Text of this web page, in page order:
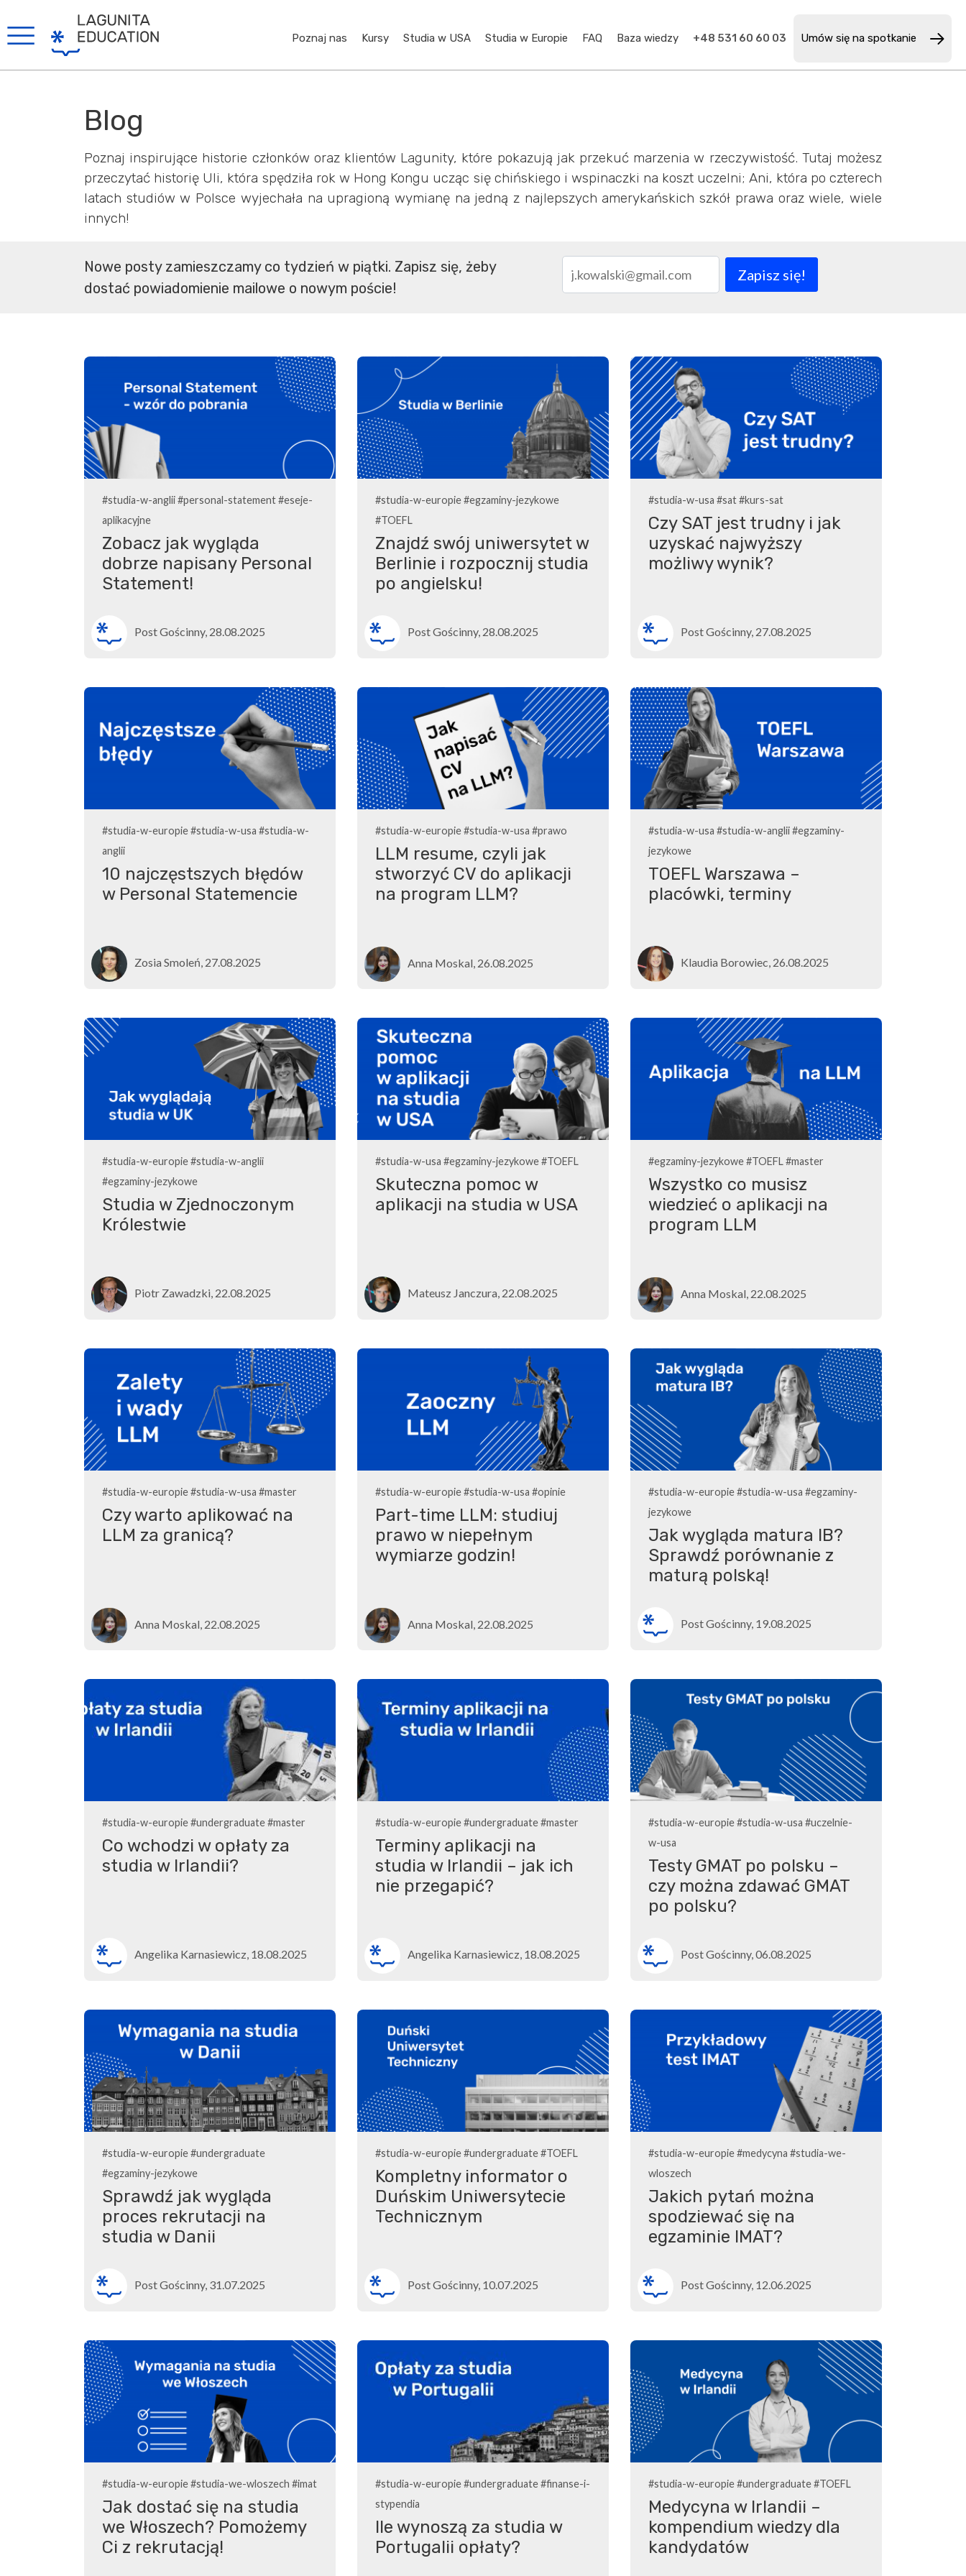
Poznaj nas Kursy Studia w USA Studia w Europie FAQ Baza wiedzy +48 531 60 60 03 Umów się na spotkanie
Blog
Poznaj inspirujące historie członków oraz klientów Lagunity, które pokazują jak przekuć marzenia w rzeczywistość. Tutaj możesz
przeczytać historię Uli, która spędziła rok w Hong Kongu ucząc się chińskiego i wspinaczki na koszt uczelni; Ani, która po czterech
latach studiów w Polsce wyjechała na upragioną wymianę na jedną z najlepszych amerykańskich szkół prawa oraz wiele, wiele
innych!
Nowe posty zamieszczamy co tydzień w piątki. Zapisz się, żeby
dostać powiadomienie mailowe o nowym poście!
Zapisz się!
#studia-w-anglii#personal-statement#eseje-
aplikacyjne
Zobacz jak wygląda
dobrze napisany Personal
Statement!
Post Gościnny, 28.08.2025
#studia-w-europie#egzaminy-jezykowe
#TOEFL
Znajdź swój uniwersytet w
Berlinie i rozpocznij studia
po angielsku!
Post Gościnny, 28.08.2025
#studia-w-usa #sat#kurs-sat
Czy SAT jest trudny i jak
uzyskać najwyższy
możliwy wynik?
Post Gościnny, 27.08.2025
#studia-w-europie#studia-w-usa #studia-w-
anglii
10 najczęstszych błędów
w Personal Statemencie
Zosia Smoleń, 27.08.2025
#studia-w-europie#studia-w-usa #prawo
LLM resume, czyli jak
stworzyć CV do aplikacji
na program LLM?
Anna Moskal, 26.08.2025
#studia-w-usa #studia-w-anglii#egzaminy-
jezykowe
TOEFL Warszawa –
placówki, terminy
Klaudia Borowiec, 26.08.2025
#studia-w-europie#studia-w-anglii
#egzaminy-jezykowe
Studia w Zjednoczonym
Królestwie
Piotr Zawadzki, 22.08.2025
#studia-w-usa #egzaminy-jezykowe#TOEFL
Skuteczna pomoc w
aplikacji na studia w USA
Mateusz Janczura, 22.08.2025
#egzaminy-jezykowe#TOEFL #master
Wszystko co musisz
wiedzieć o aplikacji na
program LLM
Anna Moskal, 22.08.2025
#studia-w-europie#studia-w-usa #master
Czy warto aplikować na
LLM za granicą?
Anna Moskal, 22.08.2025
#studia-w-europie#studia-w-usa #opinie
Part-time LLM: studiuj
prawo w niepełnym
wymiarze godzin!
Anna Moskal, 22.08.2025
#studia-w-europie#studia-w-usa #egzaminy-
jezykowe
Jak wygląda matura IB?
Sprawdź porównanie z
maturą polską!
Post Gościnny, 19.08.2025
#studia-w-europie#undergraduate#master
Co wchodzi w opłaty za
studia w Irlandii?
Angelika Karnasiewicz, 18.08.2025
#studia-w-europie#undergraduate#master
Terminy aplikacji na
studia w Irlandii – jak ich
nie przegapić?
Angelika Karnasiewicz, 18.08.2025
#studia-w-europie#studia-w-usa #uczelnie-
w-usa
Testy GMAT po polsku –
czy można zdawać GMAT
po polsku?
Post Gościnny, 06.08.2025
#studia-w-europie#undergraduate
#egzaminy-jezykowe
Sprawdź jak wygląda
proces rekrutacji na
studia w Danii
Post Gościnny, 31.07.2025
#studia-w-europie#undergraduate#TOEFL
Kompletny informator o
Duńskim Uniwersytecie
Technicznym
Post Gościnny, 10.07.2025
#studia-w-europie#medycyna #studia-we-
wloszech
Jakich pytań można
spodziewać się na
egzaminie IMAT?
Post Gościnny, 12.06.2025
#studia-w-europie#studia-we-wloszech #imat
Jak dostać się na studia
we Włoszech? Pomożemy
Ci z rekrutacją!
#studia-w-europie#undergraduate#finanse-i-
stypendia
Ile wynoszą za studia w
Portugalii opłaty?
#studia-w-europie#undergraduate#TOEFL
Medycyna w Irlandii –
kompendium wiedzy dla
kandydatów